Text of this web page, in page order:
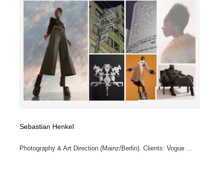
Sebastian Henkel
Photography & Art Direction (Mainz/Berlin). Clients: Vogue ...